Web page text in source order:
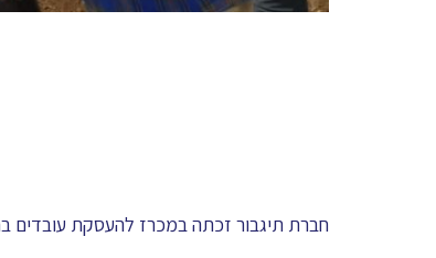
חברת תיגבור זכתה במכרז להעסקת עובדים